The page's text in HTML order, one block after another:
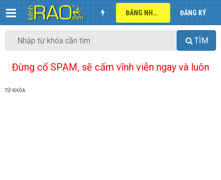
ĐĂNG NHẬP ĐĂNG KÝ
TÌM
Đừng cố SPAM, sẽ cấm vĩnh viễn ngay và luôn
TỪ KHÓA